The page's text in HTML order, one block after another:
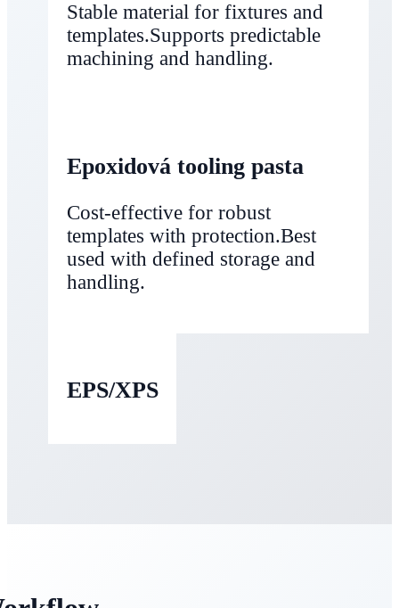
Stable material for fixtures and
templates.Supports predictable
machining and handling.
Epoxidová tooling pasta
Cost‑effective for robust
templates with protection.Best
used with defined storage and
handling.
EPS/XPS